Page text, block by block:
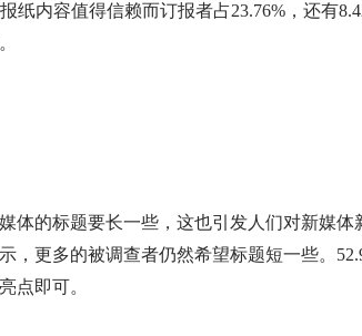
纸内容值得信赖而订报者占23.76%，还有
的标题要长一些，这也引发人们对新媒体
，更多的被调查者仍然希望标题短一些。
点即可。